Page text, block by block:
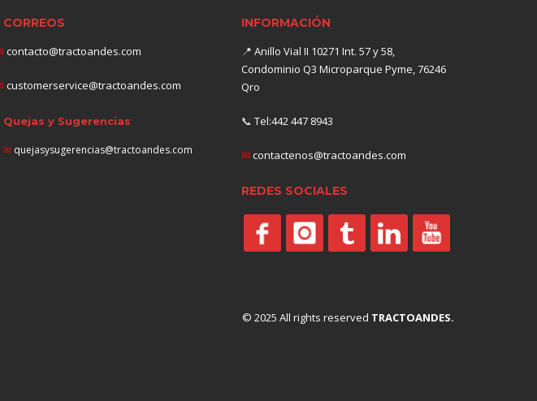
CORREOS
contacto@tractoandes.com
customerservice@tractoandes.com
Quejas y Sugerencias
✉ quejasysugerencias@tractoandes.com
INFORMACIÓN
📍 Anillo Vial II 10271 Int. 57 y 58,
Condominio Q3 Microparque Pyme, 76246
Qro
📞 Tel:442 447 8943
✉ contactenos@tractoandes.com
REDES SOCIALES
© 2025 All rights reserved TRACTOANDES.